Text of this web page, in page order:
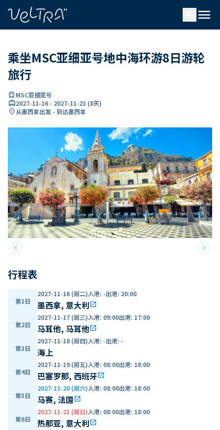
menu
乘坐MSC亚细亚号地中海环游8日游轮
旅行
directions_boatMSC亚细亚号
card_travel2027-11-16 - 2027-11-23 (8天)
location_on从墨西拿出发 - 到达墨西拿
keyboard_arrow_leftPrevious slide keyboard_arrow_right
行程表
第1日
2027-11-16 (周二)入港: -出港: 20:00
墨西拿, 意大利open_in_new
第2日
2027-11-17 (周三)入港: 09:00出港: 17:00
马耳他, 马耳他open_in_new
第3日
2027-11-18 (周四)入港: -出港: -
海上
第4日
2027-11-19 (周五)入港: 08:00出港: 18:00
巴塞罗那, 西班牙open_in_new
第5日
2027-11-20 (周六)入港: 08:00出港: 18:00
马赛, 法国open_in_new
第6日
2027-11-21 (周日)入港: 08:00出港: 18:00
热那亚, 意大利open_in_new